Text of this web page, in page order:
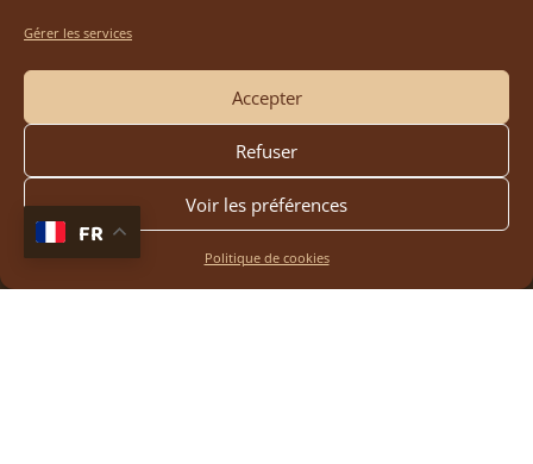
Gérer les services
Accepter
Refuser
Voir les préférences
Politique de cookies
FR